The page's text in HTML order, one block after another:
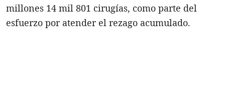
millones 14 mil 801 cirugías, como parte del
esfuerzo por atender el rezago acumulado.